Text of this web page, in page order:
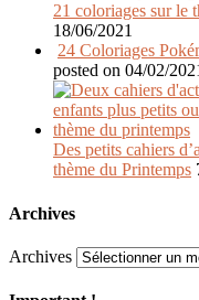
21 coloriages sur le
18/06/2021
24 Coloriages
posted on 04/02/
Des petits cahiers
thème du Printemps
Archives
Archives